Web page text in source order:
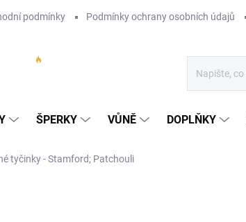
podmínky Podmínky ochrany osobních údajů
ŠPERKY VŮNĚ DOPLŇKY
tyčinky - Stamford; Patchouli